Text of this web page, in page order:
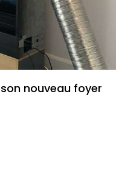
nouveau foyer